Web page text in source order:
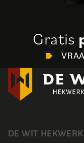
Gratis
DE WIT